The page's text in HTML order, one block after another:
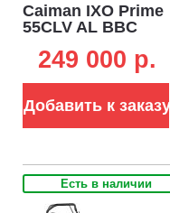
Caiman IXO Prime
55CLV AL BBC
Caiman Green
Engine, 224см3,
кардан, тормоз
ножа, 2 в 1, 70 л,
249 000 p.
Добавить к заказу
Есть в наличии